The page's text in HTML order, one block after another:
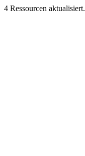
4 Ressourcen aktualisiert.